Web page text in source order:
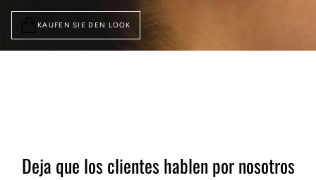
KAUFEN SIE DEN LOOK
Deja que los clientes hablen por nosotros